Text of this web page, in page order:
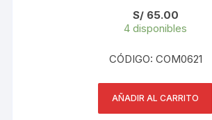
S/65.00
4 disponibles
CÓDIGO: COM0621
AÑADIR AL CARRITO